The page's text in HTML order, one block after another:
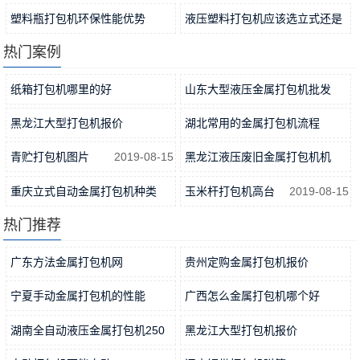
工作… 2021-11-04 耗 2021-11-01
塑料瓶打包机环保性能优势 液压塑料打包机应该选立式还是
热门案例
纸箱打包机哪里的好
2019-08-15
山东大型液压金属打包机批发
2019-05-06
黑龙江大型打包机报价
2019-04-09
湖北常用的金属打包机流程
2019-05-19
青贮打包机图片 2019-08-15 黑龙江液压废旧金属打包机机
2019-05-06
重庆立式自动金属打包机种类 玉米杆打包机高台 2019-08-15
热门推荐
广东方法金属打包机网
2019-05-23
贵州定购金属打包机报价
2019-04-29
宁夏手动金属打包机的性能
2019-06-12
广西怎么金属打包机哪个好
2019-04-30
湖南全自动液压金属打包机250 黑龙江大型打包机报价